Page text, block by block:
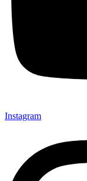
Instagram